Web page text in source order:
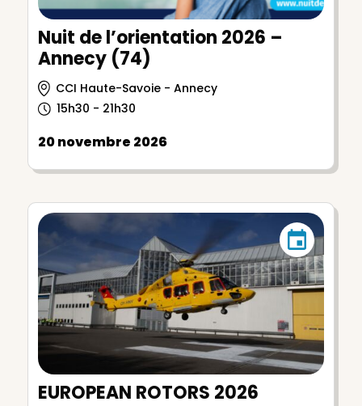
Nuit de l’orientation 2026 –
Annecy (74)
CCI Haute-Savoie - Annecy
15h30 - 21h30
20 novembre 2026
EUROPEAN ROTORS 2026